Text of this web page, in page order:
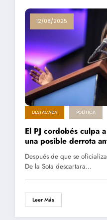
12/08/2025
DESTACADA POLÍTICA
El PJ cordobés culpa
una posible derrota
Después de que se
De la Sota descartara…
Leer Más